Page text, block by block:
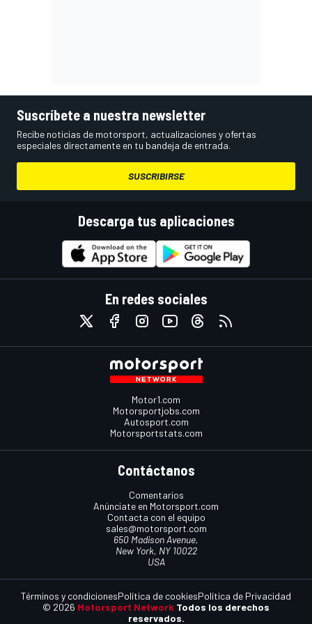
Suscríbete a nuestra newsletter
Recibe noticias de motorsport, actualizaciones y ofertas
especiales directamente en tu bandeja de entrada.
SUSCRIBIRSE
Descarga tus aplicaciones
En redes sociales
Motor1.com
Motorsportjobs.com
Autosport.com
Motorsportstats.com
Contáctanos
Comentarios
Anúnciate en Motorsport.com
Contacta con el equipo
sales@motorsport.com
650 Madison Avenue,
New York, NY 10022
USA
© 2026 Motorsport Network Todos los derechos
reservados.
Términos y condicionesPolítica de cookiesPolítica de Privacidad